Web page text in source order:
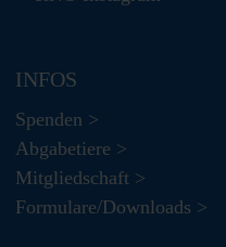
INFOS
Spenden >
Abgabetiere >
Mitgliedschaft >
Formulare/Downloads >